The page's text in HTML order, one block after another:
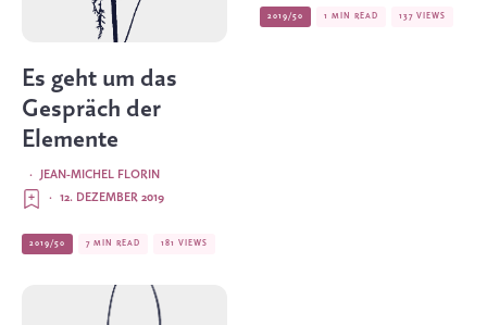
Es geht um das
Gespräch der
Elemente
JEAN-MICHEL FLORIN
·
12. DEZEMBER 2019
·
2019/50 7 MIN READ 181 VIEWS
2019/50 1 MIN READ 137 VIEWS